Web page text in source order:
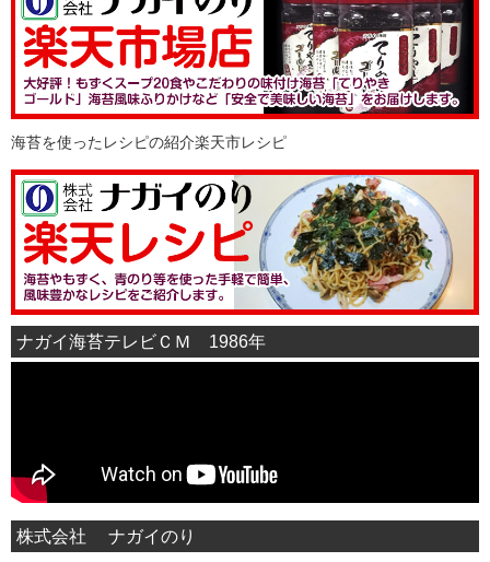
海苔を使ったレシピの紹介楽天市レシピ
ナガイ海苔テレビＣＭ 1986年
株式会社 ナガイのり